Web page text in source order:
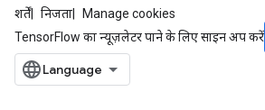
शर्तें निजता
Manage cookies
TensorFlow का न्यूज़लेटर पाने के लिए साइन अप करें